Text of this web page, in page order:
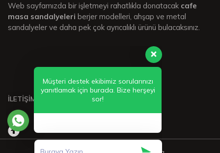
Web sayfamızda bir işletmeyi rahatlıkla donatacak cafe
masa sandalyeleri berjer modelleri, ahşap ve metal
sandalyeler ve daha pek çok ayrıcalıklı ürünü bulacaksınız.
İLETİŞİMDE KALIN:
Müşteri destek ekibimiz sorularınızı
yanıtlamak için burada. Bize herşeyi
sor!